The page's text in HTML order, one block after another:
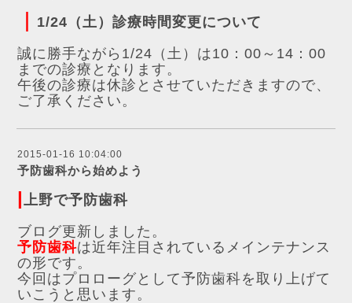
1/24（土）診療時間変更について
誠に勝手ながら1/24（土）は10：00～14：00
までの診療となります。
午後の診療は休診とさせていただきますので、
ご了承ください。
2015-01-16 10:04:00
予防歯科から始めよう
|
上野で予防歯科
ブログ更新しました。
予防歯科は近年注目されているメインテナンス
の形です。
今回はプロローグとして予防歯科を取り上げて
いこうと思います。